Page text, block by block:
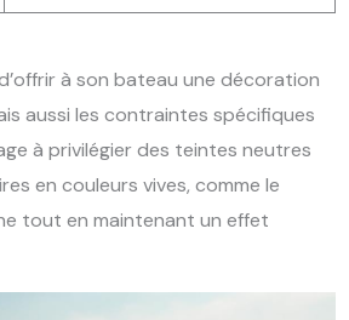
à son bateau une décoration
aussi les contraintes spécifiques
à privilégier des teintes neutres
en couleurs vives, comme le
tout en maintenant un effet